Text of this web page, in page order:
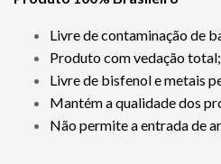
Livre de contaminação de
Produto com vedação total;
Livre de bisfenol e metais
Mantém a qualidade dos
Não permite a entrada de